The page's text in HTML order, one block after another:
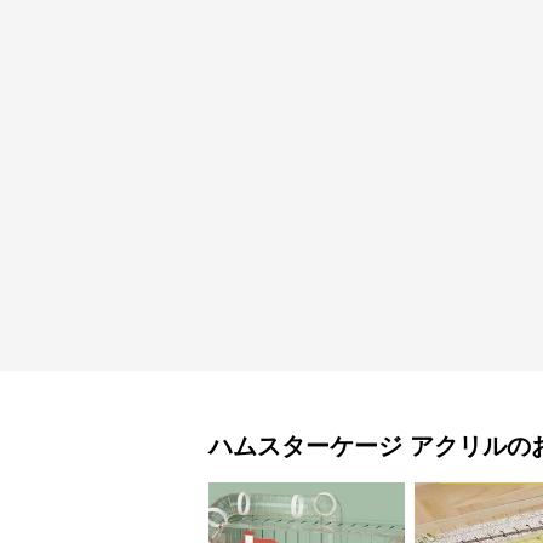
ハムスターケージ アクリルの